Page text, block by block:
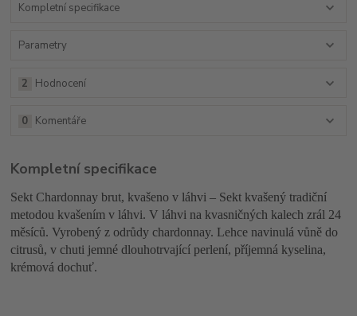
Kompletní specifikace
Parametry
Hodnocení
2
Komentáře
0
Kompletní specifikace
Sekt Chardonnay brut, kvašeno v láhvi – Sekt kvašený tradiční
metodou kvašením v láhvi. V láhvi na kvasničných kalech zrál 24
měsíců. Vyrobený z odrůdy chardonnay. Lehce navinulá vůně do
citrusů, v chuti jemné dlouhotrvající perlení, příjemná kyselina,
krémová dochuť.